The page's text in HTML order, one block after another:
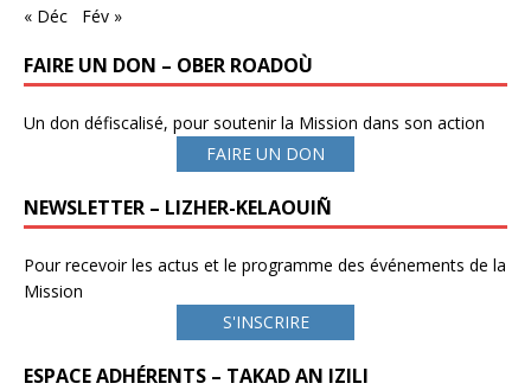
« Déc Fév »
FAIRE UN DON – OBER ROADOÙ
Un don défiscalisé, pour soutenir la Mission dans son action
FAIRE UN DON
NEWSLETTER – LIZHER-KELAOUIÑ
Pour recevoir les actus et le programme des événements de la
Mission
S'INSCRIRE
ESPACE ADHÉRENTS – TAKAD AN IZILI